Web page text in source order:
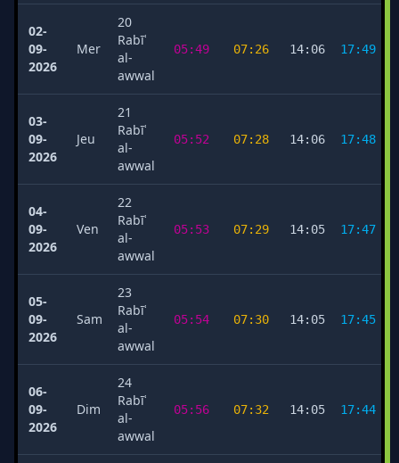
02-
09-
2026
Mer
20
Rabīʿ
al-
awwal
05:49 07:26 14:06 17:49
03-
09-
2026
Jeu
21
Rabīʿ
al-
awwal
05:52 07:28 14:06 17:48
04-
09-
2026
Ven
22
Rabīʿ
al-
awwal
05:53 07:29 14:05 17:47
05-
09-
2026
Sam
23
Rabīʿ
al-
awwal
05:54 07:30 14:05 17:45
06-
09-
2026
Dim
24
Rabīʿ
al-
awwal
05:56 07:32 14:05 17:44